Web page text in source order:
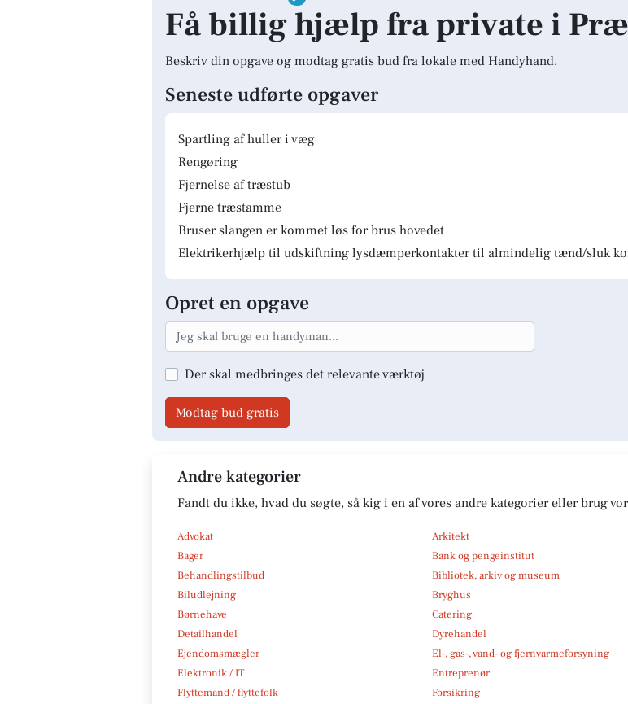
Få billig hjælp fra private i
Beskriv din opgave og modtag gratis bud fra lokale med Handyhand.
Seneste udførte opgaver
Spartling af huller i væg
Rengøring
Fjernelse af træstub
Fjerne træstamme
Bruser slangen er kommet løs for brus hovedet
Elektrikerhjælp til udskiftning lysdæmperkontakter til almindelig tænd/sluk
Opret en opgave
Der skal medbringes det relevante værktøj
Modtag bud gratis
Andre kategorier
Fandt du ikke, hvad du søgte, så kig i en af vores andre kategorier eller brug
Advokat Arkitekt
Bager
Bank og pengeinstitut
Behandlingstilbud
Bibliotek, arkiv og museum
Biludlejning
Bryghus
Børnehave
Catering
Detailhandel
Dyrehandel
Ejendomsmægler
El-, gas-, vand- og fjernvarmeforsyning
Elektronik / IT
Entreprenør
Flyttemand / flyttefolk
Forsikring